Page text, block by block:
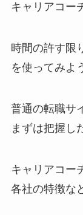
キャリアコー
時間の許す限
を使ってみよ
普通の転職サ
まずは把握し
キャリアコー
各社の特徴な